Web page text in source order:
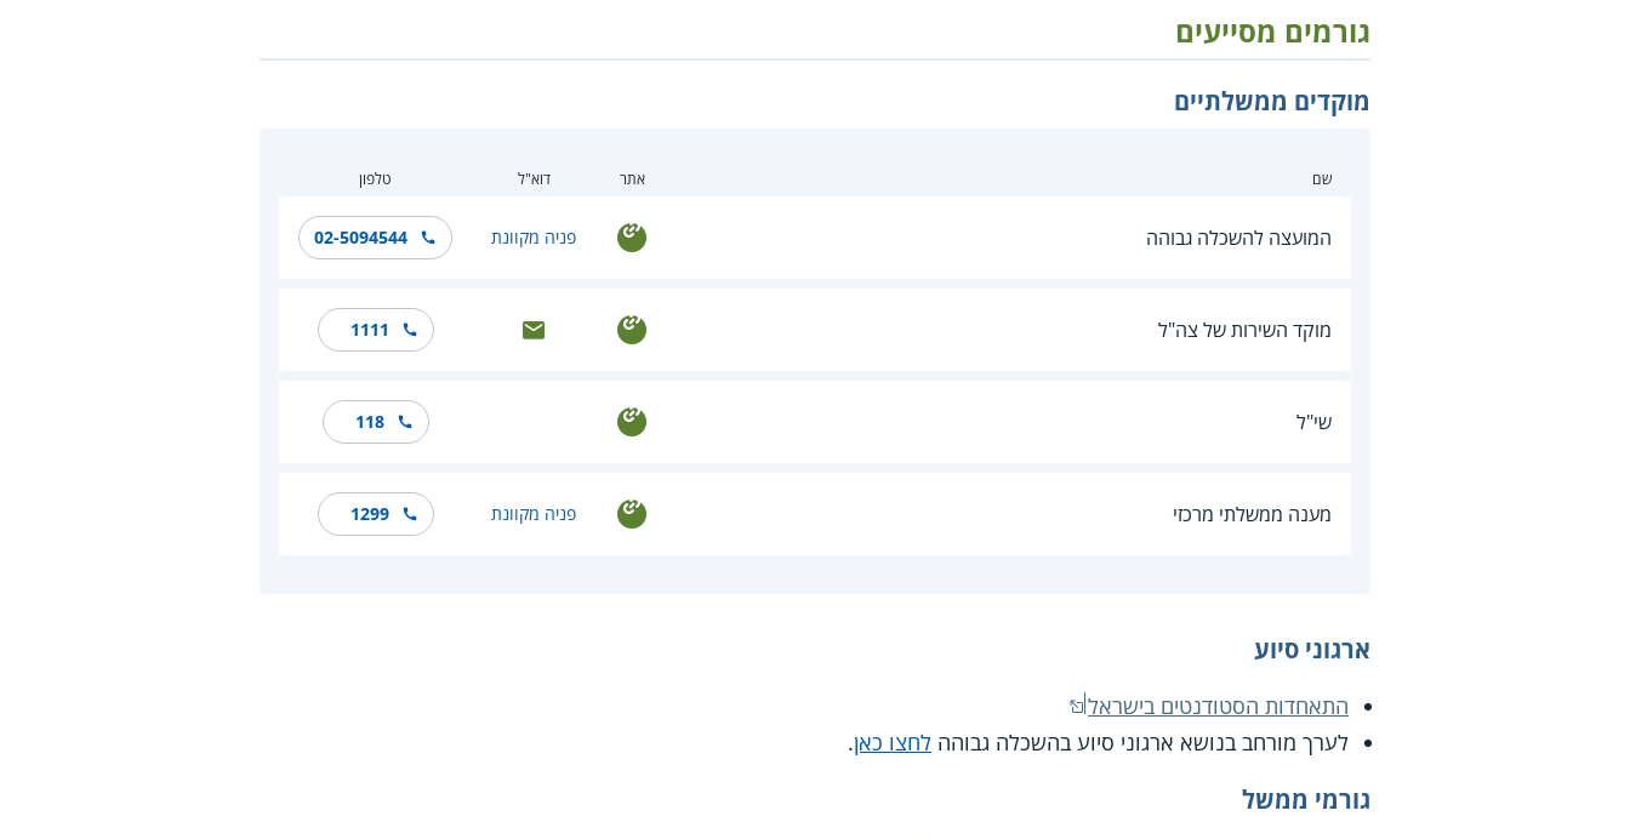
גורמים מסייעים
מוקדים ממשלתיים
שם אתר דוא"ל טלפון
המועצה להשכלה גבוהה פניה מקוונת 02-5094544
מוקד השירות של צה"ל 1111
שי"ל 118
מענה ממשלתי מרכזי פניה מקוונת 1299
ארגוני סיוע
התאחדות הסטודנטים בישראל
לערך מורחב בנושא ארגוני סיוע בהשכלה גבוהה לחצו כאן.
גורמי ממשל